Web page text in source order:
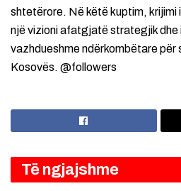
shtetërore. Në këtë kuptim, krijimi
një vizioni afatgjatë strategjik dhe
vazhdueshme ndërkombëtare për
Kosovës. @followers
Të ngjajshme